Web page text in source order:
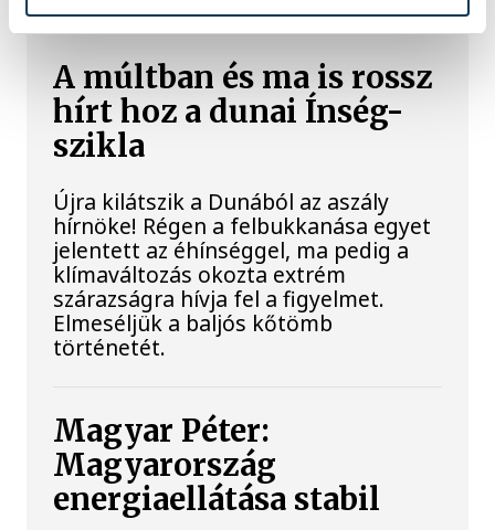
A múltban és ma is rossz
hírt hoz a dunai Ínség-
szikla
Újra kilátszik a Dunából az aszály
hírnöke! Régen a felbukkanása egyet
jelentett az éhínséggel, ma pedig a
klímaváltozás okozta extrém
szárazságra hívja fel a figyelmet.
Elmeséljük a baljós kőtömb
történetét.
Magyar Péter:
Magyarország
energiaellátása stabil